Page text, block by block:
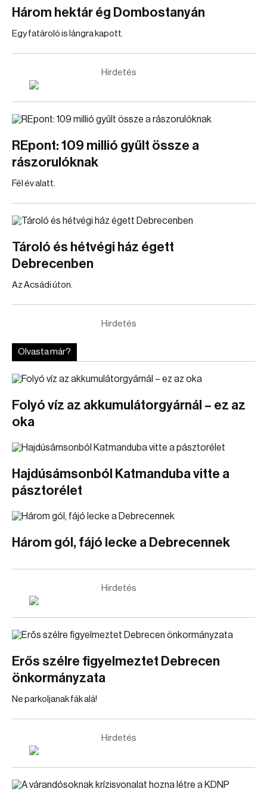
Három hektár ég Dombostanyán
Egy fatároló is lángra kapott.
Hirdetés
REpont: 109 millió gyűlt össze a
rászorulóknak
Fél év alatt.
Tároló és hétvégi ház égett
Debrecenben
Az Acsádi úton.
Hirdetés
Olvasta már?
Folyó víz az akkumulátorgyárnál – ez az
oka
Hajdúsámsonból Katmanduba vitte a
pásztorélet
Három gól, fájó lecke a Debrecennek
Hirdetés
Erős szélre figyelmeztet Debrecen
önkormányzata
Ne parkoljanak fák alá!
Hirdetés